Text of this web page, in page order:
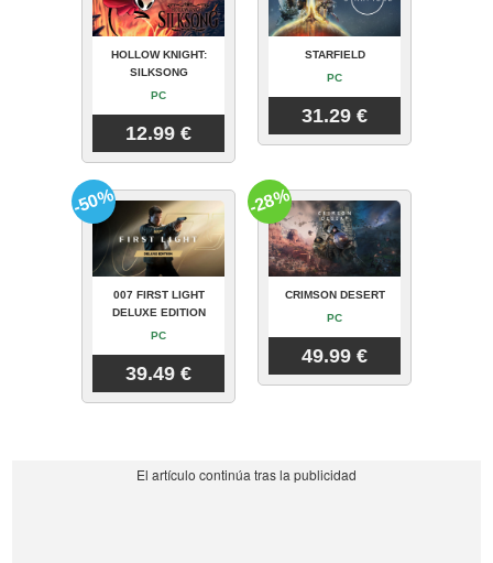
HOLLOW KNIGHT:
SILKSONG
PC
12.99 €
STARFIELD
PC
31.29 €
007 FIRST LIGHT
DELUXE EDITION
PC
39.49 €
-50%
CRIMSON DESERT
PC
49.99 €
-28%